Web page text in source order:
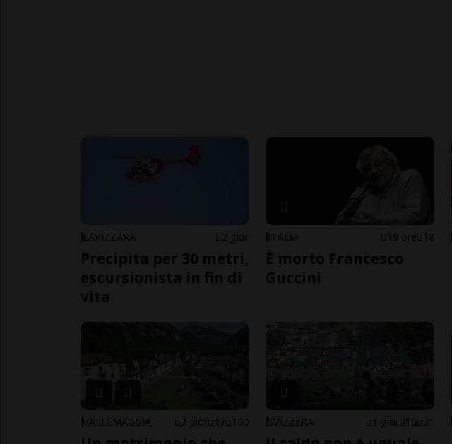
LAVIZZARA 2 gior
Precipita per 30 metri,
escursionista in fin di
vita
ITALIA 19 ore 18
È morto Francesco
Guccini
VALLEMAGGIA 2 gior 17 100 SVIZZERA 1 gior 15 31